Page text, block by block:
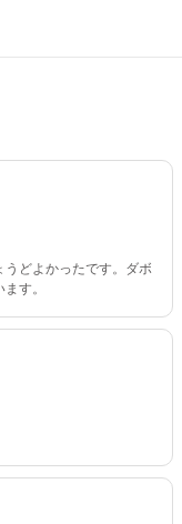
どよかったです。ダボ
す。